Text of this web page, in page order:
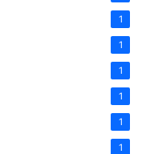
1
1
1
1
1
1